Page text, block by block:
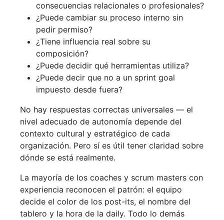
consecuencias relacionales o profesionales?
¿Puede cambiar su proceso interno sin
pedir permiso?
¿Tiene influencia real sobre su
composición?
¿Puede decidir qué herramientas utiliza?
¿Puede decir que no a un sprint goal
impuesto desde fuera?
No hay respuestas correctas universales — el
nivel adecuado de autonomía depende del
contexto cultural y estratégico de cada
organización. Pero sí es útil tener claridad sobre
dónde se está realmente.
La mayoría de los coaches y scrum masters con
experiencia reconocen el patrón: el equipo
decide el color de los post-its, el nombre del
tablero y la hora de la daily. Todo lo demás